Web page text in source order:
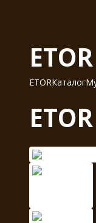
ETORКаталог